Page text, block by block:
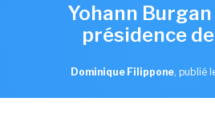
Yohann
présidence
Dominique Filippone, publié